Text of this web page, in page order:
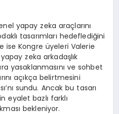
yapay zeka araçlarını
tasarımları hedeflediğini
ise Kongre üyeleri Valerie
zeka arkadaşlık
yasaklanmasını ve sohbet
açıkça belirtmesini
sundu. Ancak bu tasarı
eyalet bazlı farklı
bekleniyor.